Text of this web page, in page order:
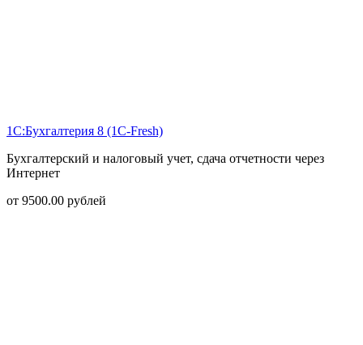
1С:Бухгалтерия 8 (1С-Fresh)
Бухгалтерский и налоговый учет, сдача отчетности через
Интернет
от 9500.00 рублей